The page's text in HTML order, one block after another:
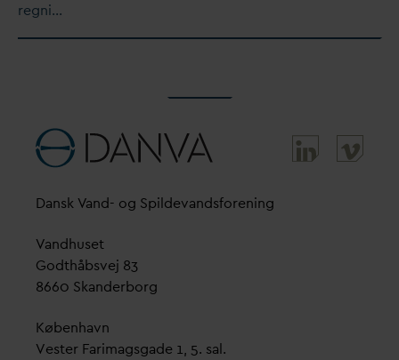
regni…
Dansk Vand- og Spildevandsforening
Vandhuset
Godthåbsvej 83
8660 Skanderborg
København
Vester Farimagsgade 1, 5. sal.